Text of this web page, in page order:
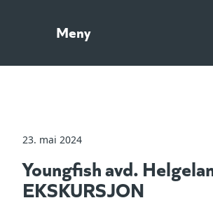
hovedinnholdMeny
23. mai 2024
Youngfish avd.
EKSKURSJON